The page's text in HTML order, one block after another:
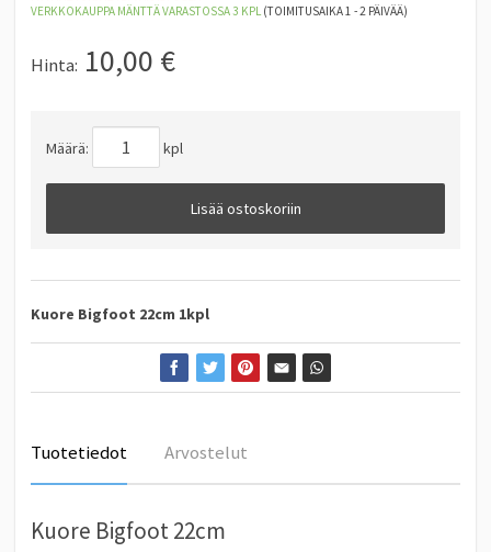
VERKKOKAUPPA MÄNTTÄVARASTOSSA 3 KPL(TOIMITUSAIKA 1 - 2 PÄIVÄÄ)
Hinta: 10,00 €
Määrä: kpl
Lisää ostoskoriin
Kuore Bigfoot 22cm 1kpl
Tuotetiedot Arvostelut
Kuore Bigfoot 22cm